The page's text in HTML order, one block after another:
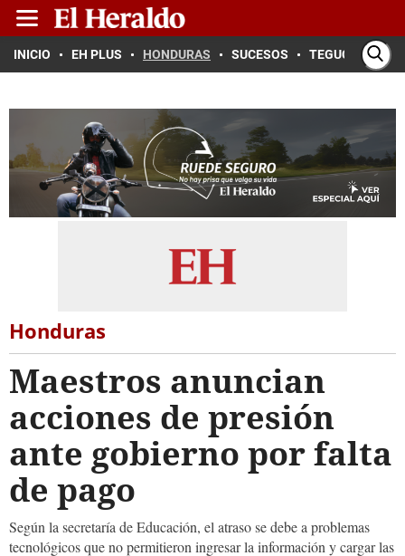
INICIO EH PLUS HONDURAS SUCESOS TEGUCIGALPA
Honduras
Maestros anuncian
acciones de presión
ante gobierno por falta
de pago
Según la secretaría de Educación, el atraso se debe a problemas
tecnológicos que no permitieron ingresar la información y cargar las